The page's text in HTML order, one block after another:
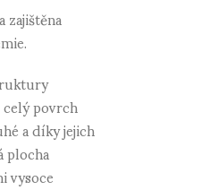
povrch
a díky jejich
vysoce